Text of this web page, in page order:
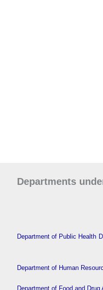
Departments
Department of Public Health
Department of Human
Department of Food and Drug